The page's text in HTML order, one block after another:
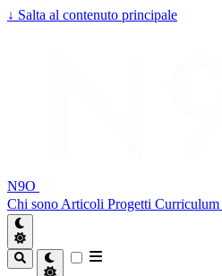
↓ Salta al contenuto principale
N9O
Chi sono Articoli Progetti Curriculum